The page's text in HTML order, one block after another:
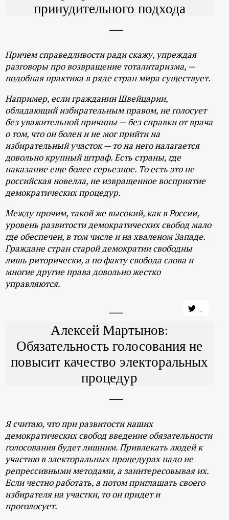
принудительного подхода
Причем справедливости ради скажу, упреждая
разговоры про возвращение тоталитаризма, —
подобная практика в ряде стран мира существует.
Например, если гражданин Швейцарии,
обладающий избирательным правом, не голосует
без уважительной причины—без справки от врача
о том, что он болен и не мог прийти на
избирательный участок—то на него налагается
довольно крупный штраф. Есть страны, где
наказание еще более серьезное. То есть это не
российская новелла, не извращенное восприятие
демократических процедур.
Между прочим, такой же высокий, как в России,
уровень развитости демократических свобод мало
где обеспечен, в том числе и на хваленом Западе.
Граждане стран старой демократии свободны
лишь риторически, а по факту свобода слова и
многие другие права довольно жестко
управляются.
Алексей Мартынов:
Обязательность голосования не
повысит качество электоральных
процедур
Я считаю, что при развитости наших
демократических свобод введение обязательности
голосования будет лишним. Привлекать людей к
участию в электоральных процедурах надо не
репрессивными методами, а заинтересовывая их.
Если честно работать, а потом приглашать своего
избирателя на участки, то он придет и
проголосует.